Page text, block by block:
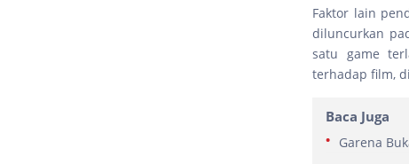
Faktor lain
diluncurkan
satu game
terhadap film,
Baca Juga
Garena